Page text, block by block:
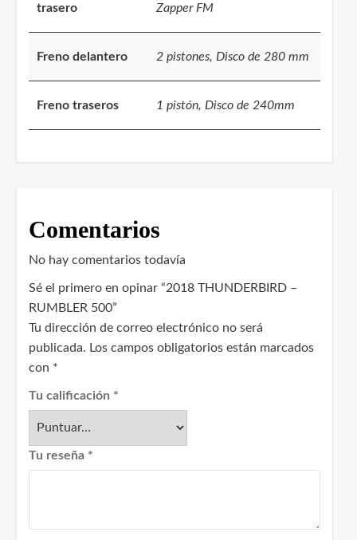
trasero
Zapper FM
Freno delantero 2 pistones, Disco de 280 mm
Freno traseros 1 pistón, Disco de 240mm
Comentarios
No hay comentarios todavía
Sé el primero en opinar “2018 THUNDERBIRD –
RUMBLER 500”
Tu dirección de correo electrónico no será
publicada. Los campos obligatorios están marcados
con *
Tu calificación *
Tu reseña *